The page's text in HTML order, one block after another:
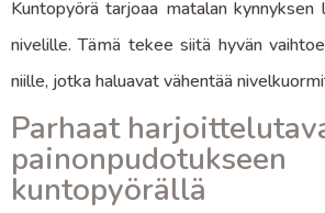
Kuntopyörä tarjoaa matalan kynnyksen
nivelille. Tämä tekee siitä hyvän
niille, jotka haluavat vähentää
Parhaat
painonpudotukseen
kuntopyörällä